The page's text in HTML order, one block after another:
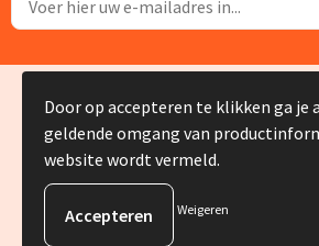
© Copyright Silvia Bruin
Door op accepteren te klikken ga je
geldende omgang van
website wordt vermeld.
Weigeren